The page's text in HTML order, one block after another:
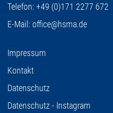
Telefon: +49 (0)171 2277 672
E-Mail: office@hsma.de
Impressum
Kontakt
Datenschutz
Datenschutz - Instagram